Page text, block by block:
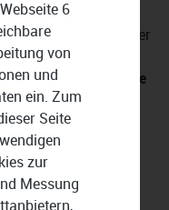
Essential - 1 Nutzer
Geräte und
Ihr WLAN oder Ihre
Ihren
6
von
und
ein. Zum
Seite
zur
Messung